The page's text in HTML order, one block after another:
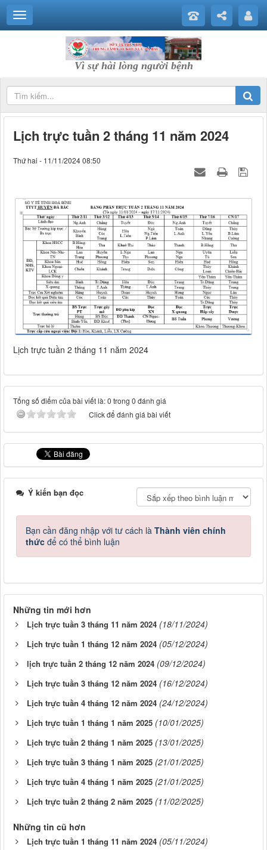
Vì sự hài lòng người bệnh
Lịch trực tuần 2 tháng 11 năm 2024
Thứ hai - 11/11/2024 08:50
Lịch trực tuần 2 tháng 11 năm 2024
Tổng số điểm của bài viết là: 0 trong 0 đánh giá
Click để đánh giá bài viết
Ý kiến bạn đọc
Bạn cần đăng nhập với tư cách là Thành viên chính
thức để có thể bình luận
Những tin mới hơn
Lịch trực tuần 3 tháng 11 năm 2024 (18/11/2024)
Lịch trực tuần 1 tháng 12 năm 2024 (05/12/2024)
lịch trực tuần 2 tháng 12 năm 2024 (09/12/2024)
Lịch trực tuần 3 tháng 12 năm 2024 (16/12/2024)
Lịch trực tuần 4 tháng 12 năm 2024 (24/12/2024)
Lịch trực tuần 1 tháng 1 năm 2025 (10/01/2025)
Lịch trực tuần 2 tháng 1 năm 2025 (13/01/2025)
Lịch trực tuần 3 tháng 1 năm 2025 (21/01/2025)
Lịch trực tuần 4 tháng 1 năm 2025 (21/01/2025)
Lịch trực tuần 2 tháng 2 năm 2025 (11/02/2025)
Những tin cũ hơn
Lịch trực tuần 1 tháng 11 năm 2024 (05/11/2024)